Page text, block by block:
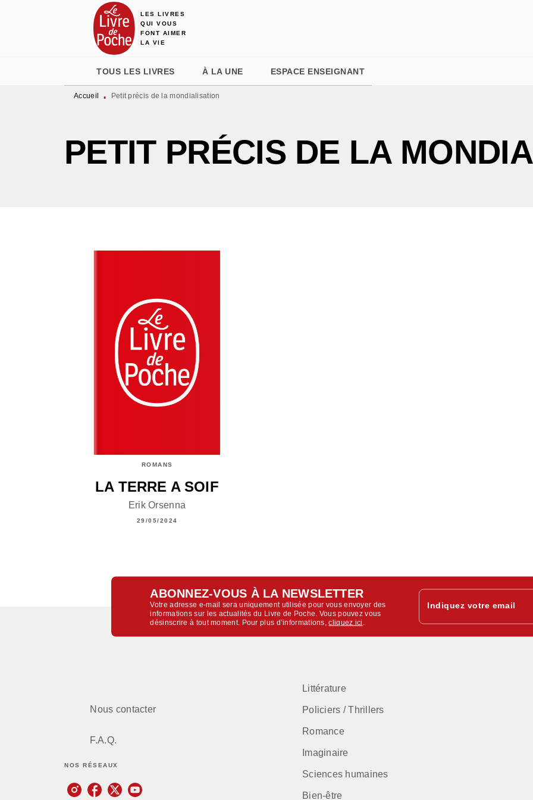
MENU RECHERCHE
LES LIVRES
QUI VOUS
FONT AIMER
LA VIE
TOUS LES LIVRES À LA UNE ESPACE ENSEIGNANT
Accueil • Petit précis de la mondialisation
PETIT PRÉCIS DE LA
ROMANS
LA TERRE A SOIF
Erik Orsenna
29/05/2024
ABONNEZ-VOUS À LA NEWSLETTER
Votre adresse e-mail sera uniquement utilisée pour vous envoyer des
informations sur les actualités du Livre de Poche. Vous pouvez vous
désinscrire à tout moment. Pour plus d’informations,cliquez ici
Indiquez votre email
Nous contacter
F.A.Q.
NOS RÉSEAUX
Littérature
Policiers / Thrillers
Romance
Imaginaire
Sciences humaines
Bien-être